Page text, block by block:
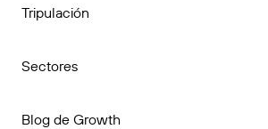
Tripulación
Sectores
Blog de Growth